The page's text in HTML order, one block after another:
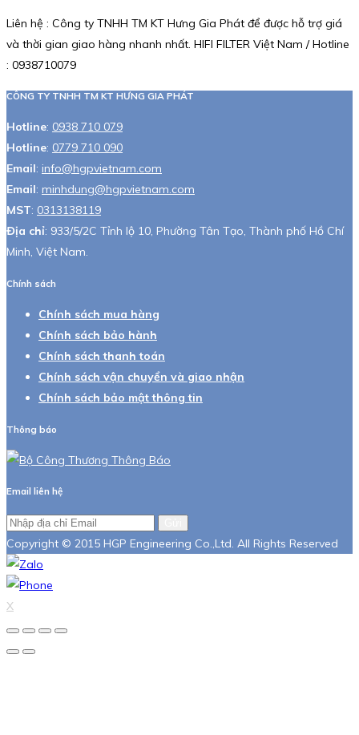
Liên hệ : Công ty TNHH TM KT Hưng Gia Phát để được hỗ trợ giá
và thời gian giao hàng nhanh nhất. HIFI FILTER Việt Nam / Hotline
: 0938710079
CÔNG TY TNHH TM KT HƯNG GIA PHÁT
Hotline: 0938 710 079
Hotline: 0779 710 090
Email: info@hgpvietnam.com
Email: minhdung@hgpvietnam.com
MST: 0313138119
Địa chỉ: 933/5/2C Tỉnh lộ 10, Phường Tân Tạo, Thành phố Hồ Chí
Minh, Việt Nam.
Chính sách
Chính sách mua hàng
Chính sách bảo hành
Chính sách thanh toán
Chính sách vận chuyển và giao nhận
Chính sách bảo mật thông tin
Thông báo
Email liên hệ
Copyright © 2015 HGP Engineering Co.,Ltd. All Rights Reserved
X